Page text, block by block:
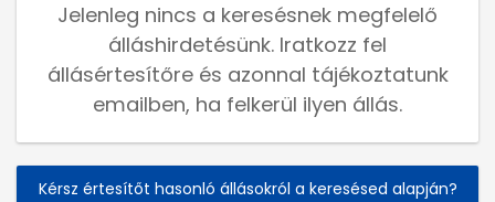
Jelenleg nincs a keresésnek megfelelő
álláshirdetésünk. Iratkozz fel
állásértesítőre és azonnal tájékoztatunk
emailben, ha felkerül ilyen állás.
Kérsz értesítőt hasonló állásokról a keresésed alapján?